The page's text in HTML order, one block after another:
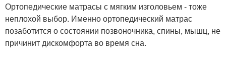
Ортопедические матрасы с мягким изголовьем - тоже
неплохой выбор. Именно ортопедический матрас
позаботится о состоянии позвоночника, спины, мышц, не
причинит дискомфорта во время сна.